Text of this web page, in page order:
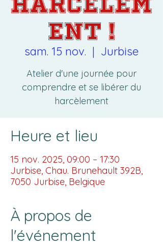
ENT !
sam. 15 nov.
  |
Jurbise
Atelier d'une journée pour
comprendre et se libérer du
harcèlement
Heure et lieu
15 nov. 2025, 09:00 – 17:30
Jurbise, Chau. Brunehault 392B,
7050 Jurbise, Belgique
À propos de
l'événement